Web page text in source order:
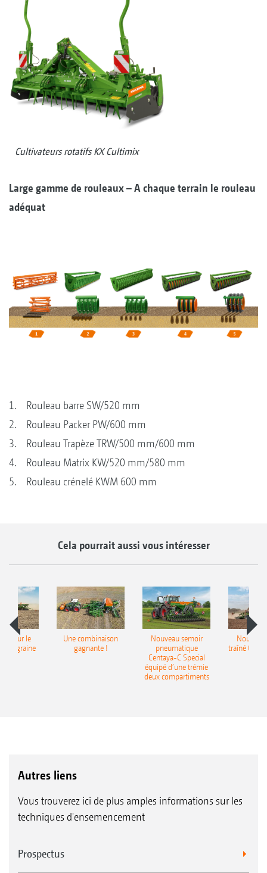
Cultivateurs rotatifs KX Cultimix
Large gamme de rouleaux – A chaque terrain le rouleau
adéquat
1. Rouleau barre SW/520 mm
2. Rouleau Packer PW/600 mm
3. Rouleau Trapèze TRW/500 mm/600 mm
4. Rouleau Matrix KW/520 mm/580 mm
5. Rouleau crénelé KWM 600 mm
Cela pourrait aussi vous intéresser
pour le
Une combinaison
gagnante !
Nouveau semoir
pneumatique
Centaya-C Special
équipé d’une trémie
deux compartiments
traîné
Autres liens
Vous trouverez ici de plus amples informations sur les
techniques d'ensemencement
Prospectus